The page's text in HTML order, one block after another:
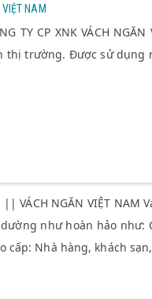
VIỆT NAM
TY CP XNK VÁCH
trường. Được sử dụng
|| VÁCH NGĂN VIỆT
như hoàn hảo như:
cấp: Nhà hàng, khách